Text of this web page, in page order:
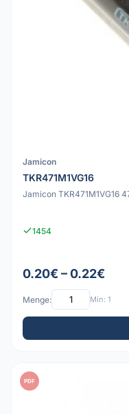
Jamicon
TKR471M1VG16
Jamicon TKR471M1VG16
1454
0.20€ – 0.22€
Menge: Min: 1
PDF